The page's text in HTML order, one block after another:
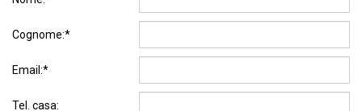
Cognome:*
Email:*
Tel. casa: